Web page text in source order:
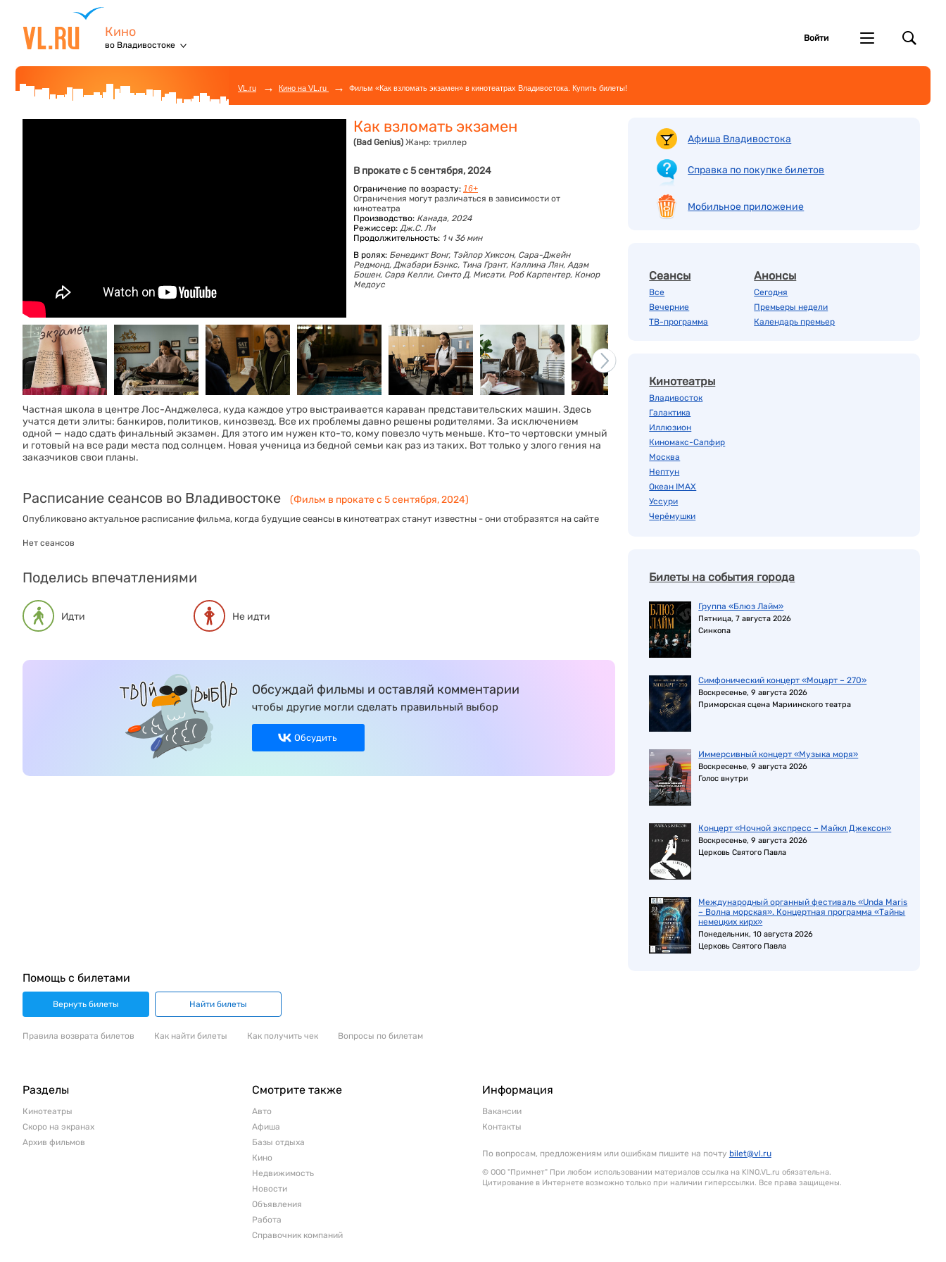
Кино
во Владивостоке
Войти
VL.ru → Кино на VL.ru → Фильм «Как взломать экзамен» в кинотеатрах Владивостока. Купить билеты!
Как взломать экзамен
(Bad Genius) Жанр: триллер
В прокате с 5 сентября, 2024
Ограничение по возрасту: 16+
Ограничения могут различаться в зависимости от
кинотеатра
Производство: Канада, 2024
Режиссер: Дж.С. Ли
Продолжительность: 1 ч 36 мин
В ролях: Бенедикт Вонг, Тэйлор Хиксон, Сара-Джейн
Редмонд, Джабари Бэнкс, Тина Грант, Каллина Лян, Адам
Бошен, Сара Келли, Синто Д. Мисати, Роб Карпентер, Конор
Медоус
Частная школа в центре Лос-Анджелеса, куда каждое утро выстраивается караван представительских машин. Здесь
учатся дети элиты: банкиров, политиков, кинозвезд. Bce их проблемы давно решены родителями. За исключением
одной — надо сдать финальный экзамен. Для этого им нужен кто-то, кому повезло чуть меньше. Кто-то чертовски умный
и готовый на все ради места под солнцем. Новая ученица из бедной семьи как раз из таких. Вот только у злого гения на
заказчиков свои планы.
Расписание сеансов во Владивостоке (Фильм в прокате с 5 сентября, 2024)
Опубликовано актуальное расписание фильма, когда будущие сеансы в кинотеатрах станут известны - они отобразятся на сайте
Нет сеансов
Поделись впечатлениями
Идти Не идти
Обсуждай фильмы и оставляй комментарии
чтобы другие могли сделать правильный выбор
Обсудить
Афиша Владивостока
Справка по покупке билетов
Мобильное приложение
Сеансы
Все
Вечерние
ТВ-программа
Анонсы
Сегодня
Премьеры недели
Календарь премьер
Кинотеатры
Владивосток
Галактика
Иллюзион
Киномакс-Сапфир
Москва
Нептун
Океан IMAX
Уссури
Черёмушки
Билеты на события города
Группа «Блюз Лайм»
Пятница, 7 августа 2026
Синкопа
Симфонический концерт «Моцарт – 270»
Воскресенье, 9 августа 2026
Приморская сцена Мариинского театра
Иммерсивный концерт «Музыка моря»
Воскресенье, 9 августа 2026
Голос внутри
Концерт «Ночной экспресс – Майкл Джексон»
Воскресенье, 9 августа 2026
Церковь Святого Павла
Международный органный фестиваль «Unda Maris
– Волна морская». Концертная программа «Тайны
немецких кирх»
Понедельник, 10 августа 2026
Церковь Святого Павла
Помощь с билетами
Вернуть билеты Найти билеты
Правила возврата билетов Как найти билеты Как получить чек Вопросы по билетам
Разделы
Кинотеатры
Скоро на экранах
Архив фильмов
Смотрите также
Авто
Афиша
Базы отдыха
Кино
Недвижимость
Новости
Объявления
Работа
Справочник компаний
Информация
Вакансии
Контакты
По вопросам, предложениям или ошибкам пишите на почту bilet@vl.ru
© ООО "Примнет" При любом использовании материалов ссылка на KINO.VL.ru обязательна.
Цитирование в Интернете возможно только при наличии гиперссылки. Все права защищены.